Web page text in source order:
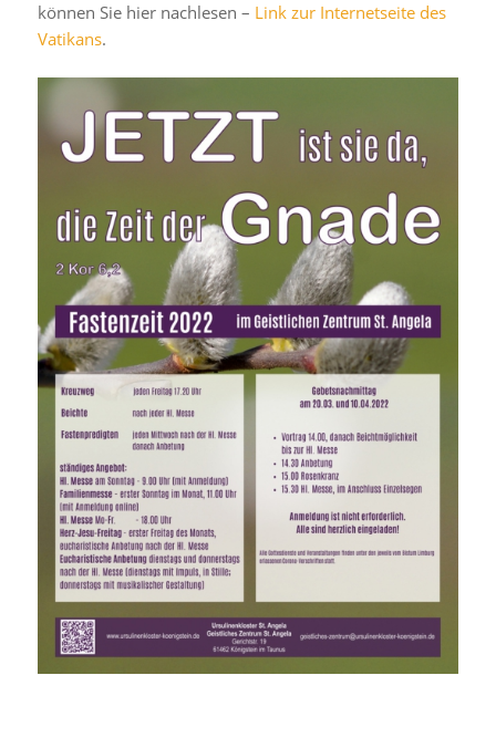
können Sie hier nachlesen – Link zur Internetseite des
Vatikans.